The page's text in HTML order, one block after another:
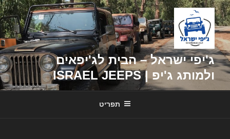
דילוג
לתוכן
ג'יפי ישראל – הבית לג'יפאים
ולמותג ג'יפ | ISRAEL JEEPS
תפריט